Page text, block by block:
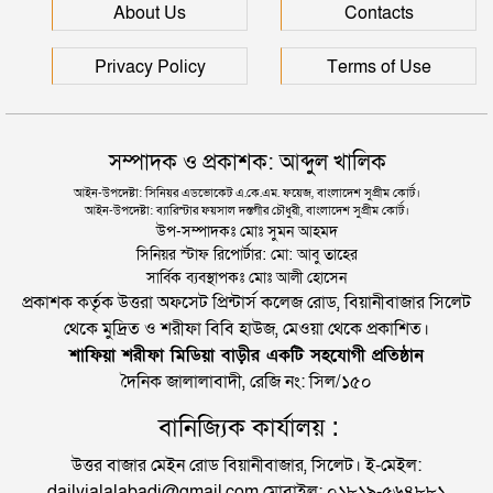
সিলেটে আরও দুইজনের মৃত্যু, হাসপাতালে ৩ শতাধিক
About Us Contacts
Privacy Policy Terms of Use
সম্পাদক ও প্রকাশক: আব্দুল খালিক
আইন-উপদেষ্টা: সিনিয়র এডভোকেট এ.কে.এম. ফয়েজ, বাংলাদেশ সুপ্রীম কোর্ট।
আইন-উপদেষ্টা: ব্যারিস্টার ফয়সাল দস্তগীর চৌধুরী, বাংলাদেশ সুপ্রীম কোর্ট।
উপ-সম্পাদকঃ মোঃ সুমন আহমদ
সিনিয়র স্টাফ রিপোর্টার: মো: আবু তাহের
সার্বিক ব্যবস্থাপকঃ মোঃ আলী হোসেন
প্রকাশক কর্তৃক উত্তরা অফসেট প্রিন্টার্স কলেজ রোড, বিয়ানীবাজার সিলেট
থেকে মুদ্রিত ও শরীফা বিবি হাউজ, মেওয়া থেকে প্রকাশিত।
শাফিয়া শরীফা মিডিয়া বাড়ীর একটি সহযোগী প্রতিষ্ঠান
দৈনিক জালালাবাদী, রেজি নং: সিল/১৫০
বানিজ্যিক কার্যালয় :
উত্তর বাজার মেইন রোড বিয়ানীবাজার, সিলেট। ই-মেইল: